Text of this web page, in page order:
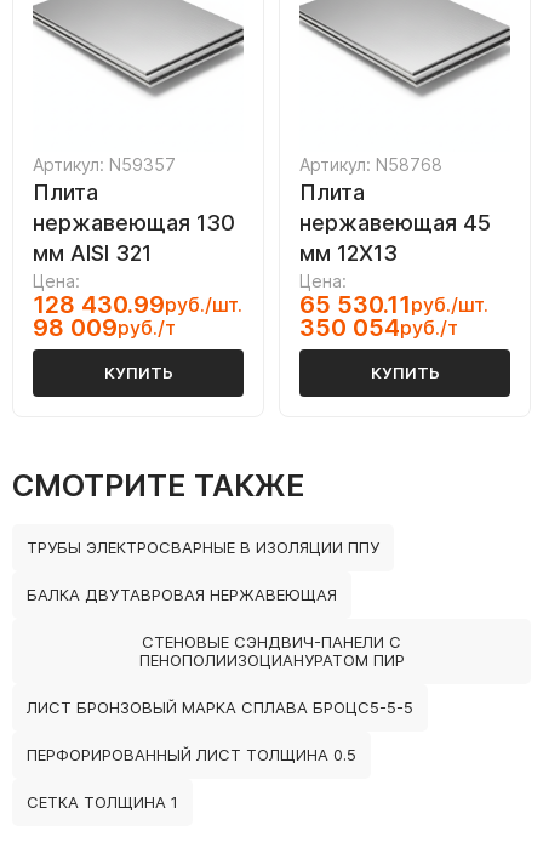
Артикул: N59357
Плита
нержавеющая 130
мм AISI 321
Цена:
128 430.99руб./шт.
98 009руб./т
КУПИТЬ
Артикул: N58768
Плита
нержавеющая 45
мм 12Х13
Цена:
65 530.11руб./шт.
350 054руб./т
КУПИТЬ
СМОТРИТЕ ТАКЖЕ
ТРУБЫ ЭЛЕКТРОСВАРНЫЕ В ИЗОЛЯЦИИ ППУ
БАЛКА ДВУТАВРОВАЯ НЕРЖАВЕЮЩАЯ
СТЕНОВЫЕ СЭНДВИЧ-ПАНЕЛИ С
ПЕНОПОЛИИЗОЦИАНУРАТОМ ПИР
ЛИСТ БРОНЗОВЫЙ МАРКА СПЛАВА БРОЦС5-5-5
ПЕРФОРИРОВАННЫЙ ЛИСТ ТОЛЩИНА 0.5
СЕТКА ТОЛЩИНА 1